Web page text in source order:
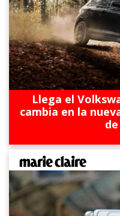
Llega el
cambia en la